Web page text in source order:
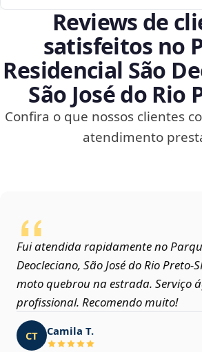
Reviews de
satisfeitos no
Residencial São
São José do Rio
Confira o que nossos clientes
atendimento
Fui atendida rapidamente no
Deocleciano, São José do Rio
moto quebrou na estrada. Serviço
profissional. Recomendo muito!
CT Camila T.